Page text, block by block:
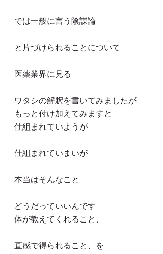
では一般に言う陰謀論
と片づけられることについて
医薬業界に見る
ワタシの解釈を書いてみましたが
もっと付け加えてみますと
仕組まれていようが
仕組まれていまいが
本当はそんなこと
どうだっていいんです
体が教えてくれること、
直感で得られること、を